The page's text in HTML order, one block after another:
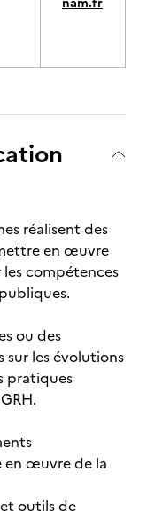
réalisent des
en œuvre
compétences
ou des
sur les évolutions
pratiques
en œuvre de la
outils de